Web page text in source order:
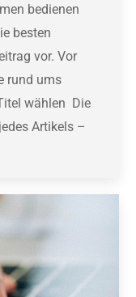
bedienen
besten
vor. Vor
rund ums
wählen Die
Artikels –